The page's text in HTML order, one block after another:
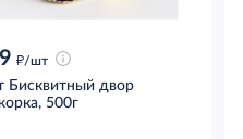
д/шт
Бисквитный двор
500г